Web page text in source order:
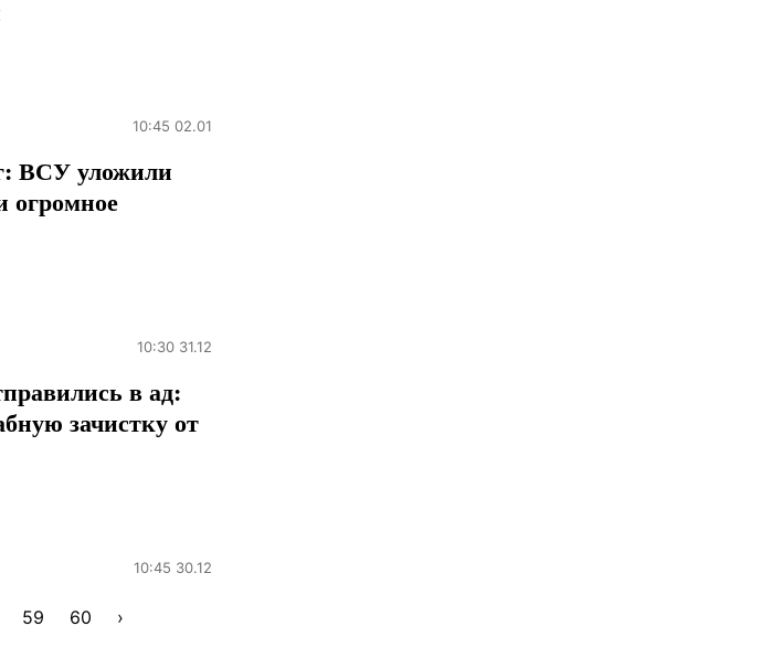
10:45 02.01
ВСУ уложили
огромное
10:30 31.12
в ад:
зачистку от
10:45 30.12
59 60 ›